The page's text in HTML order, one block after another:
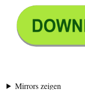
Mirrors zeigen